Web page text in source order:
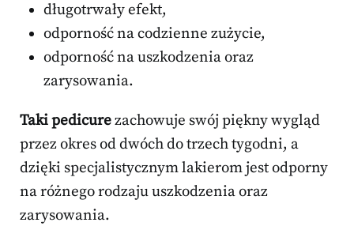
długotrwały efekt,
odporność na codzienne zużycie,
odporność na uszkodzenia oraz
zarysowania.
Taki pedicurezachowuje swój piękny wygląd
przez okres od dwóch do trzech tygodni, a
dzięki specjalistycznym lakierom jest odporny
na różnego rodzaju uszkodzenia oraz
zarysowania.